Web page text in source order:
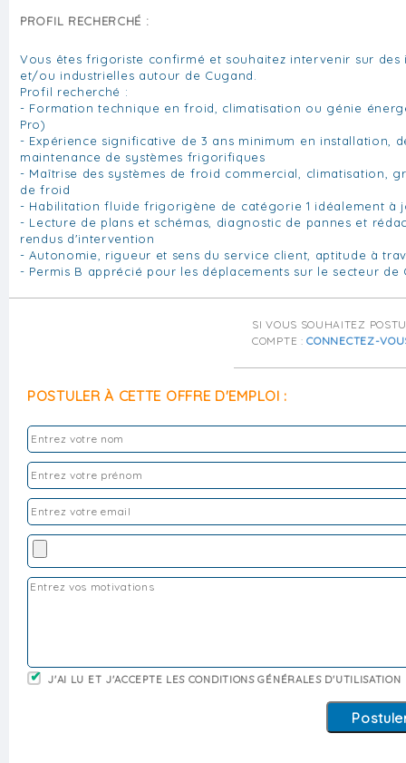
PROFIL RECHERCHÉ :
Vous êtes frigoriste confirmé et souhaitez intervenir sur des
et/ou industrielles autour de Cugand.
Profil recherché :
- Formation technique en froid, climatisation ou génie
Pro)
- Expérience significative de 3 ans minimum en installation,
maintenance de systèmes frigorifiques
- Maîtrise des systèmes de froid commercial, climatisation,
de froid
- Habilitation fluide frigorigène de catégorie 1 idéalement à
- Lecture de plans et schémas, diagnostic de pannes et
rendus d'intervention
- Autonomie, rigueur et sens du service client, aptitude à
- Permis B apprécié pour les déplacements sur le secteur de
SI VOUS SOUHAITEZ
COMPTE :CONNECTEZ-
POSTULER À CETTE OFFRE D'EMPLOI :
J'AI LU ET J'ACCEPTE LES CONDITIONS GÉNÉRALES D'UTILISATION